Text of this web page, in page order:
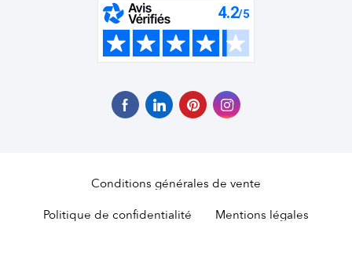
Conditions générales de vente
Politique de confidentialité Mentions légales